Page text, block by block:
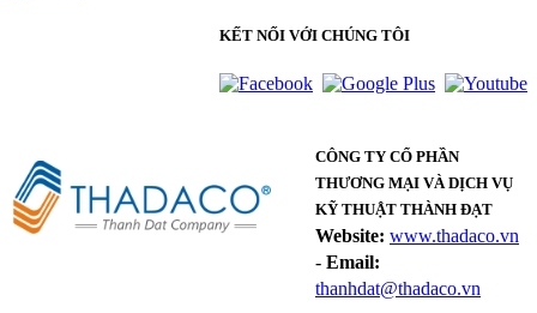
KẾT NỐI VỚI CHÚNG TÔI
CÔNG TY CỔ PHẦN
THƯƠNG MẠI VÀ DỊCH VỤ
KỸ THUẬT THÀNH ĐẠT
Website: www.thadaco.vn
- Email:
thanhdat@thadaco.vn